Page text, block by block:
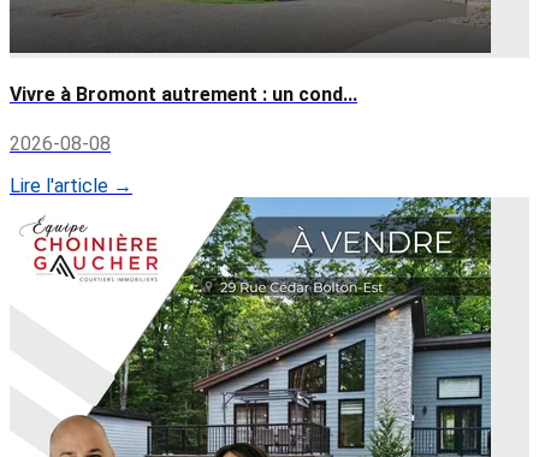
Vivre à Bromont autrement : un cond...
2026-08-08
Lire l'article →